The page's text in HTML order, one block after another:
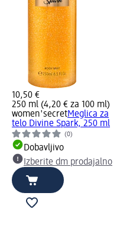
10,50 €
250 ml (4,20 € za 100 ml)
women'secretMeglica za
telo Divine Spark, 250 ml
(0)
Dobavljivo
Izberite dm prodajalno